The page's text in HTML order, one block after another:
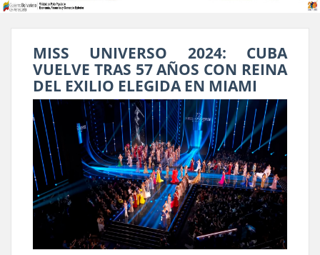
MISS UNIVERSO 2024: CUBA
VUELVE TRAS 57 AÑOS CON REINA
DEL EXILIO ELEGIDA EN MIAMI